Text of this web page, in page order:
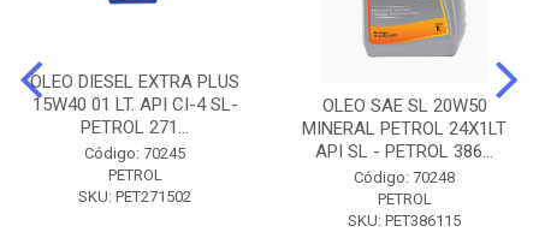
OLEO DIESEL EXTRA PLUS
15W40 01 LT. API CI-4 SL-
PETROL 271...
Código: 70245
PETROL
SKU: PET271502
OLEO SAE SL 20W50
MINERAL PETROL 24X1LT
API SL - PETROL 386...
Código: 70248
PETROL
SKU: PET386115